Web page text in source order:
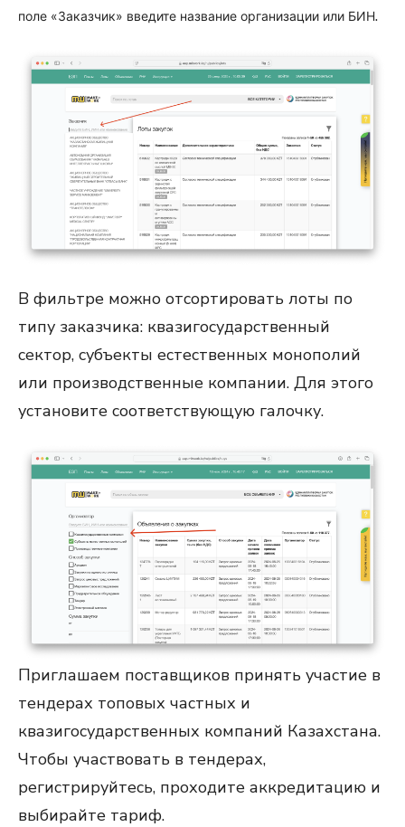
поле «Заказчик» введите название организации или БИН.
В фильтре можно отсортировать лоты по
типу заказчика: квазигосударственный
сектор, субъекты естественных монополий
или производственные компании. Для этого
установите соответствующую галочку.
Приглашаем поставщиков принять участие в
тендерах топовых частных и
квазигосударственных компаний Казахстана.
Чтобы участвовать в тендерах,
регистрируйтесь, проходите аккредитацию и
выбирайте тариф.